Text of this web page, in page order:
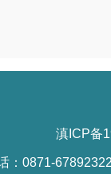
滇ICP备
：0871-